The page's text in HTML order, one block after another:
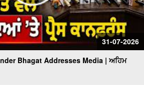
31-07-2026
Bhagat Addresses Media | ਅਹਿਮ